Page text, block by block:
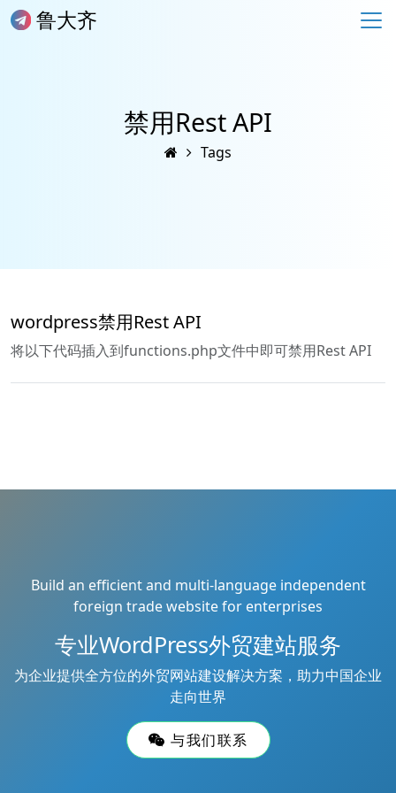
鲁大齐
禁用Rest API
Tags
wordpress禁用Rest API
将以下代码插入到functions.php文件中即可禁用Rest API
Build an efficient and multi-language independent
foreign trade website for enterprises
专业WordPress外贸建站服务
为企业提供全方位的外贸网站建设解决方案，助力中国企业
走向世界
与我们联系